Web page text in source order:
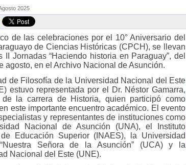
2025
de las celebraciones por el 10° Aniversario del
de Ciencias Históricas (CPCH), se llevan
II Jornadas “Haciendo historia en Paraguay”, del
agosto, en el Archivo Nacional de Asunción.
de Filosofía de la Universidad Nacional del Este
estuvo representada por el Dr. Néstor Gamarra,
de la carrera de Historia, quien participó como
este importante encuentro académico. El evento
y representantes de instituciones como
Nacional de Asunción (UNA), el Instituto
Educación Superior (INAES), la Universidad
Señora de la Asunción” (UCA) y la
Nacional del Este (UNE).